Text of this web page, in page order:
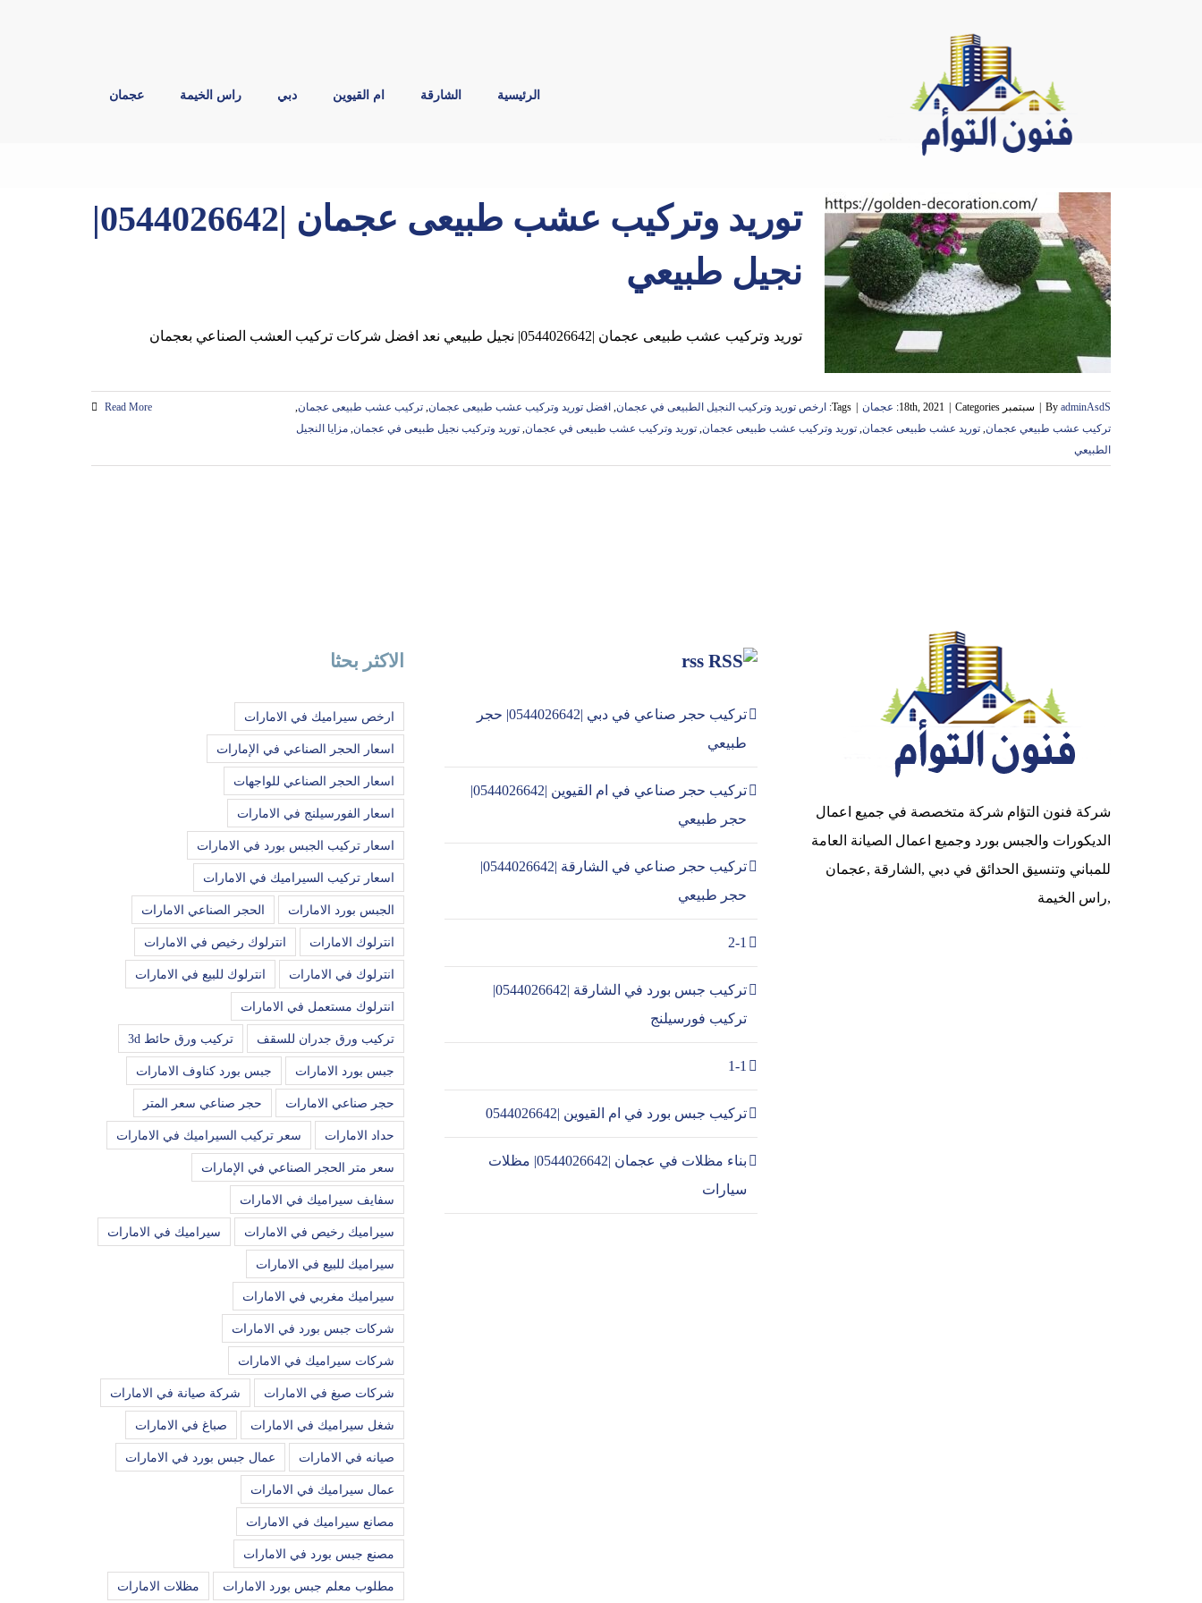
الرئيسية الشارقة ام القيوين دبي راس الخيمة عجمان
توريد وتركيب عشب طبيعى عجمان |0544026642|
نجيل طبيعي
توريد وتركيب عشب طبيعى عجمان |0544026642| نجيل طبيعي نعد افضل شركات تركيب العشب الصناعي بعجمان
By adminAsdS سبتمبر 18th, 2021 Categories: عجمان Tags: ارخص توريد وتركيب النجيل الطبيعى في عجمان, افضل توريد وتركيب عشب طبيعى عجمان, تركيب عشب طبيعى عجمان,
تركيب عشب طبيعي عجمان, توريد عشب طبيعى عجمان, توريد وتركيب عشب طبيعى عجمان, توريد وتركيب عشب طبيعى في عجمان, توريد وتركيب نجيل طبيعى في عجمان, مزايا النجيل
الطبيعي
Read More
شركة فنون التؤام شركة متخصصة في جميع اعمال
الديكورات والجبس بورد وجميع اعمال الصيانة العامة
للمباني وتنسيق الحدائق في دبي ,الشارقة ,عجمان
,راس الخيمة
rss
تركيب حجر صناعي في دبي |0544026642| حجر
طبيعي
تركيب حجر صناعي في ام القيوين |0544026642|
حجر طبيعي
تركيب حجر صناعي في الشارقة |0544026642|
حجر طبيعي
2-1
تركيب جبس بورد في الشارقة |0544026642|
تركيب فورسيلنج
1-1
تركيب جبس بورد في ام القيوين |0544026642
بناء مظلات في عجمان |0544026642| مظلات
سيارات
الاكثر بحثا
ارخص سيراميك في الامارات
اسعار الحجر الصناعي في الإمارات
اسعار الحجر الصناعي للواجهات
اسعار الفورسيلنج في الامارات
اسعار تركيب الجبس بورد في الامارات
اسعار تركيب السيراميك في الامارات
الجبس بورد الامارات الحجر الصناعي الامارات
انترلوك الامارات انترلوك رخيص في الامارات
انترلوك في الامارات انترلوك للبيع في الامارات
انترلوك مستعمل في الامارات
تركيب ورق جدران للسقف تركيب ورق حائط 3d
جبس بورد الامارات جبس بورد كناوف الامارات
حجر صناعي الامارات حجر صناعي سعر المتر
حداد الامارات سعر تركيب السيراميك في الامارات
سعر متر الحجر الصناعي في الإمارات
سفايف سيراميك في الامارات
سيراميك رخيص في الامارات سيراميك في الامارات
سيراميك للبيع في الامارات
سيراميك مغربي في الامارات
شركات جبس بورد في الامارات
شركات سيراميك في الامارات
شركات صبغ في الامارات شركة صيانة في الامارات
شغل سيراميك في الامارات صباغ في الامارات
صيانه في الامارات عمال جبس بورد في الامارات
عمال سيراميك في الامارات
مصانع سيراميك في الامارات
مصنع جبس بورد في الامارات
مطلوب معلم جبس بورد الامارات مظلات الامارات